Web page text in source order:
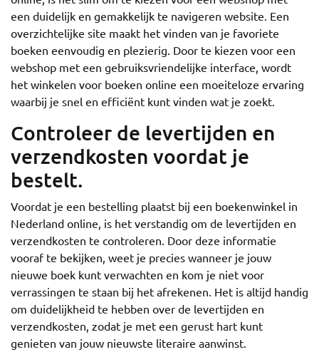
een duidelijk en gemakkelijk te navigeren website. Een
overzichtelijke site maakt het vinden van je favoriete
boeken eenvoudig en plezierig. Door te kiezen voor een
webshop met een gebruiksvriendelijke interface, wordt
het winkelen voor boeken online een moeiteloze ervaring
waarbij je snel en efficiënt kunt vinden wat je zoekt.
Controleer de levertijden en
verzendkosten voordat je
bestelt.
Voordat je een bestelling plaatst bij een boekenwinkel in
Nederland online, is het verstandig om de levertijden en
verzendkosten te controleren. Door deze informatie
vooraf te bekijken, weet je precies wanneer je jouw
nieuwe boek kunt verwachten en kom je niet voor
verrassingen te staan bij het afrekenen. Het is altijd handig
om duidelijkheid te hebben over de levertijden en
verzendkosten, zodat je met een gerust hart kunt
genieten van jouw nieuwste literaire aanwinst.